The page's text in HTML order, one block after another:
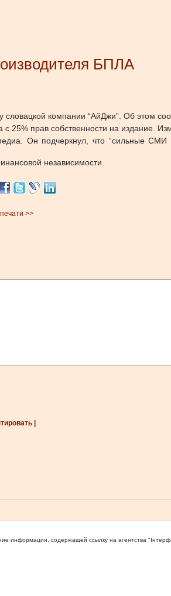
БПЛА
компании “АйДжи”. Об этом
25% прав собственности на издание.
Он подчеркнул, что “сильные СМИ
независимости.
>>
|
информации, содержащей ссылку на агентства